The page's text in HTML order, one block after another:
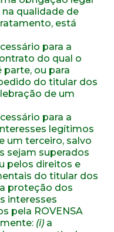
na qualidade de
está
para a
do qual o
ou para
do titular dos
de um
para a
legítimos
um terceiro, salvo
sejam superados
pelos direitos e
do titular dos
proteção dos
interesses
pela ROVENSA
(i) a